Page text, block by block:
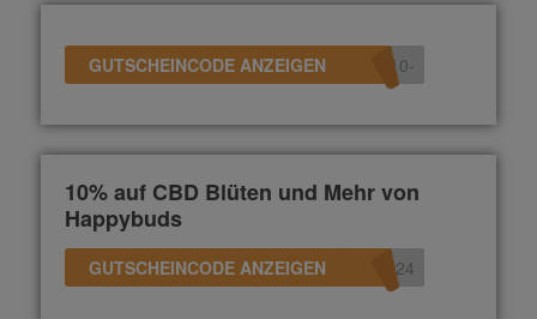
GUTSCHEINCODE ANZEIGEN -10
10% auf CBD Blüten und Mehr von
Happybuds
GUTSCHEINCODE ANZEIGEN s24